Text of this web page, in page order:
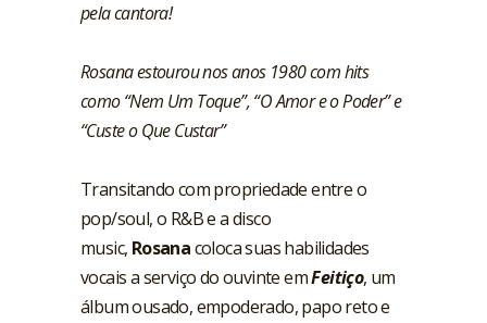
pela cantora!
Rosana estourou nos anos 1980 com hits
como “Nem Um Toque”, “O Amor e o Poder” e
“Custe o Que Custar”
Transitando com propriedade entre o
pop/soul, o R&B e a disco
music, Rosanacoloca suas habilidades
vocais a serviço do ouvinte emFeitiço, um
álbum ousado, empoderado, papo reto e